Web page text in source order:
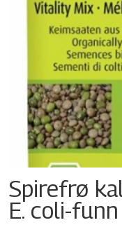
Spirefrø
E. coli-funn